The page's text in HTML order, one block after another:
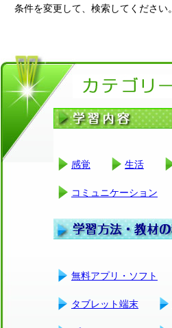
条件を変更して、検索してください。
感覚 生活
コミュニケーション
無料アプリ・ソフト
タブレット端末